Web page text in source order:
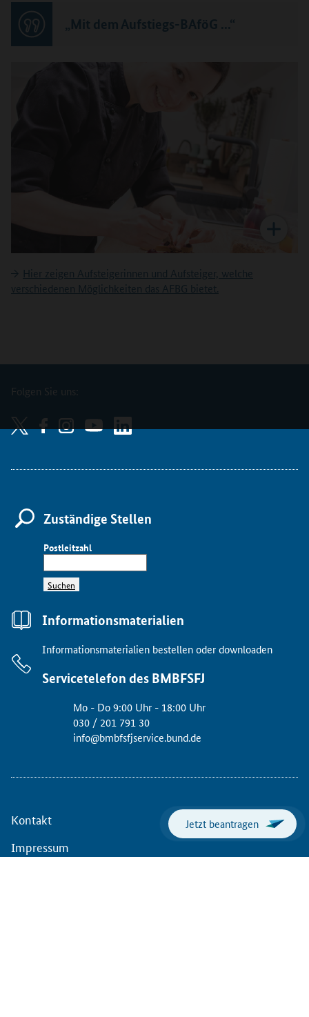
„Mit dem Aufstiegs-BAföG ...“
Hier zeigen Aufsteigerinnen und Aufsteiger, welche
verschiedenen Möglichkeiten das AFBG bietet.
Jetzt beantragen
Folgen Sie uns:
Zuständige Stellen
Postleitzahl
Suchen
Informationsmaterialien
Informationsmaterialien bestellen oder downloaden
Servicetelefon des BMBFSFJ
Mo - Do 9:00 Uhr - 18:00 Uhr
030 / 201 791 30
info@bmbfsfjservice.bund.de
Kontakt
Impressum